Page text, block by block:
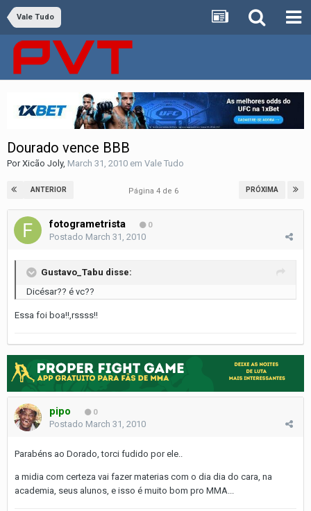
Vale Tudo
Dourado vence BBB
PorXicão Joly, March 31, 2010 em Vale Tudo
ANTERIOR PRÓXIMA
Página 4 de 6
fotogrametrista 0
Postado March 31, 2010
Gustavo_Tabu disse:
Dicésar?? é vc??
Essa foi boa!!,rssss!!
pipo 0
Postado March 31, 2010
Parabéns ao Dorado, torci fudido por ele..
a midia com certeza vai fazer materias com o dia dia do cara, na
academia, seus alunos, e isso é muito bom pro MMA...